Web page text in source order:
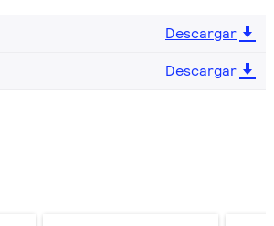
Descargar
Descargar